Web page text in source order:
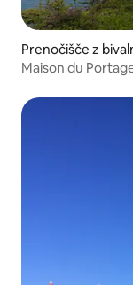
Prenočišče z
Martre
Maison du